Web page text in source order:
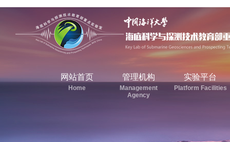
网站首页
Home
管理机构
Management
Agency
实验平台
Platform Facilities